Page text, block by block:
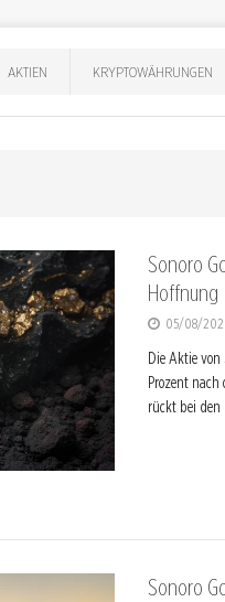
AKTIEN KRYPTOWÄHRUNGEN
Sonoro
Hoffnung
05/08/
Die Aktie
Prozent
rückt bei den
Sonoro